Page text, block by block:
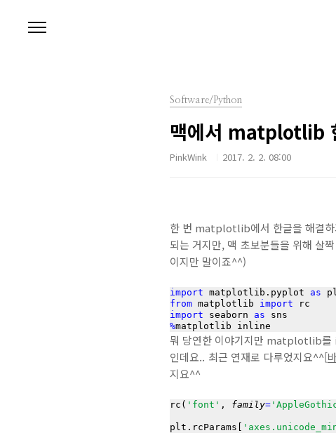
Software/Python
맥에서 matplotlib
PinkWink 2017. 2. 2. 08:00
한 번 matplotlib에서 한글을 해결하
되는 거지만, 맥 초보분들을 위해 살
이지만 말이죠^^)
import matplotlib.pyplot as
from matplotlib import
import seaborn as
%
뭐 당연한 이야기지만 matplotlib를
인데요.. 최근 연재로 다루었지요^^[
지요^^
rc( 'font' , family=
plt.rcParams[